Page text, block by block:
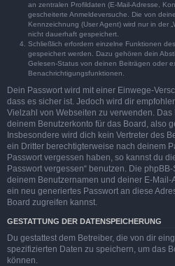
an zentralen Profildaten (E-Mail-Adresse,
gescheiterte Anmeldeversuche. Die von
Kennzeichnung (User Agent) wird nur in der
nicht dauerhaft gespeichert.
Schließlich erfordern einzelne Funktionen
gespeichert werden. Dazu gehören dein
Gelesen-Status von deinen Beiträgen oder
Benachrichtigungsfunktionen.
Dein Passwort wird mit einer Einwege-
dass es sicher ist. Jedoch wird dir
Vielzahl von Webseiten zu verwenden.
deinem Benutzerkonto für das Board, also
Insbesondere wird dich kein Vertreter des
ein Dritter berechtigterweise nach deinem
Passwort vergessen haben, so kannst du
Passwort vergessen“ benutzen. Die
deinem Benutzernamen und deiner E-
ein neu generiertes Passwort an diese
Board zugreifen kannst.
GESTATTUNG DER DATENSPEICHERUNG
Du gestattest dem Betreiber, die von dir
spezifizierten Daten zu speichern, um das
können.